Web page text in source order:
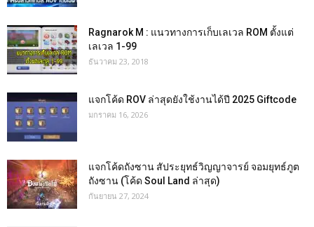
Ragnarok M : แนวทางการเก็บเลเวล ROM ตั้งแต่
เลเวล 1-99
ธันวาคม 23, 2018
แจกโค้ด ROV ล่าสุดยังใช้งานได้ปี 2025 Giftcode
มกราคม 16, 2026
แจกโค้ดถังซาน สัประยุทธ์วิญญาจารย์ จอมยุทธ์ภูต
ถังซาน (โค้ด Soul Land ล่าสุด)
กันยายน 27, 2024